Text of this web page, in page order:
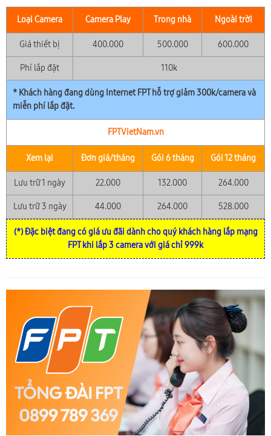
Loại Camera Camera Play Trong nhà Ngoài trời
Giá thiết bị 400.000 500.000 600.000
Phí lắp đặt 110k
* Khách hàng đang dùng Internet FPT hỗ trợ giảm 300k/camera và
miễn phí lắp đặt.
FPTVietNam.vn
Xem lại Đơn giá/tháng Gói 6 tháng Gói 12 tháng
Lưu trữ 1 ngày 22.000 132.000 264.000
Lưu trữ 3 ngày 44.000 264.000 528.000
(*) Đặc biệt đang có giá ưu đãi dành cho quý khách hàng lắp mạng
FPT khi lắp 3 camera với giá chỉ 999k